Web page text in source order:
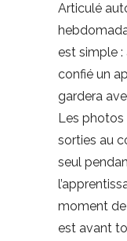
Articulé
est simple
confié un
gardera
Les
sorties au
seul
moment
est avant